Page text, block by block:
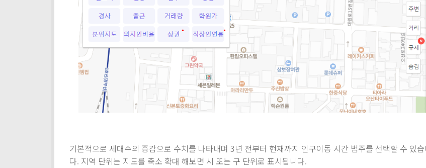
기본적으로 세대수의 증감으로 수치를 나타내며 3년 전부터 현재까지 인구이동 시간 범주를 선택할 수 있습
다. 지역 단위는 지도를 축소 확대 해보면 시 또는 구 단위로 표시됩니다.